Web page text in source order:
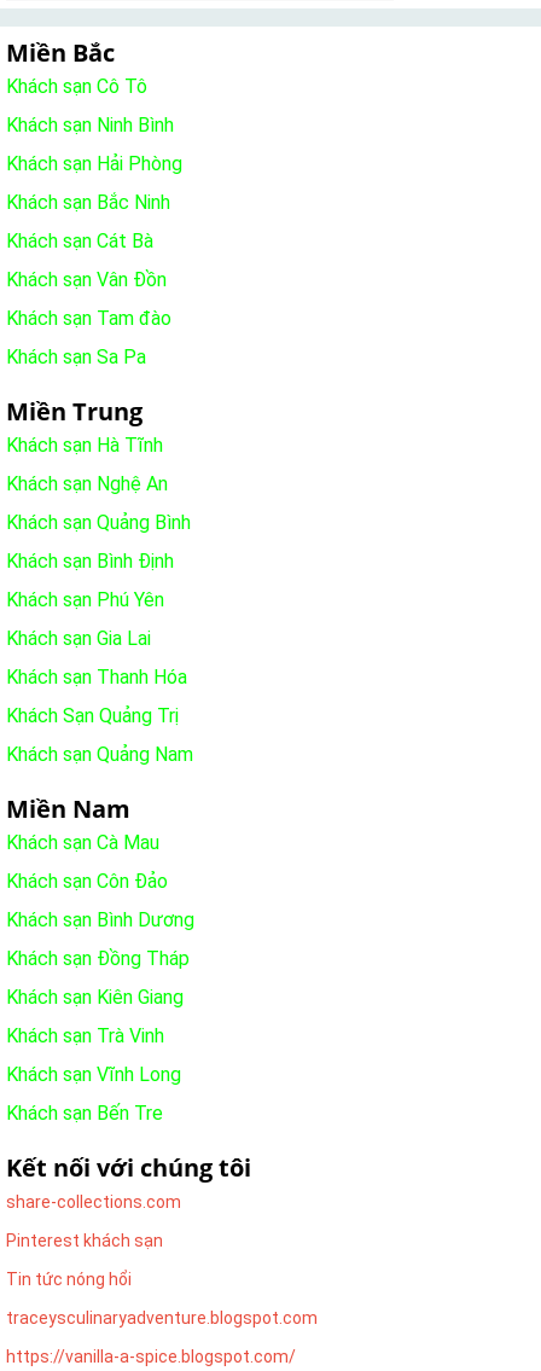
Miền Bắc
Khách sạn Cô Tô
Khách sạn Ninh Bình
Khách sạn Hải Phòng
Khách sạn Bắc Ninh
Khách sạn Cát Bà
Khách sạn Vân Đồn
Khách sạn Tam đào
Khách sạn Sa Pa
Miền Trung
Khách sạn Hà Tĩnh
Khách sạn Nghệ An
Khách sạn Quảng Bình
Khách sạn Bình Định
Khách sạn Phú Yên
Khách sạn Gia Lai
Khách sạn Thanh Hóa
Khách Sạn Quảng Trị
Khách sạn Quảng Nam
Miền Nam
Khách sạn Cà Mau
Khách sạn Côn Đảo
Khách sạn Bình Dương
Khách sạn Đồng Tháp
Khách sạn Kiên Giang
Khách sạn Trà Vinh
Khách sạn Vĩnh Long
Khách sạn Bến Tre
Kết nối với chúng tôi
share-collections.com
Pinterest khách sạn
Tin tức nóng hổi
traceysculinaryadventure.blogspot.com
https://vanilla-a-spice.blogspot.com/